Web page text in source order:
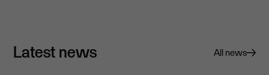
Latest news All news